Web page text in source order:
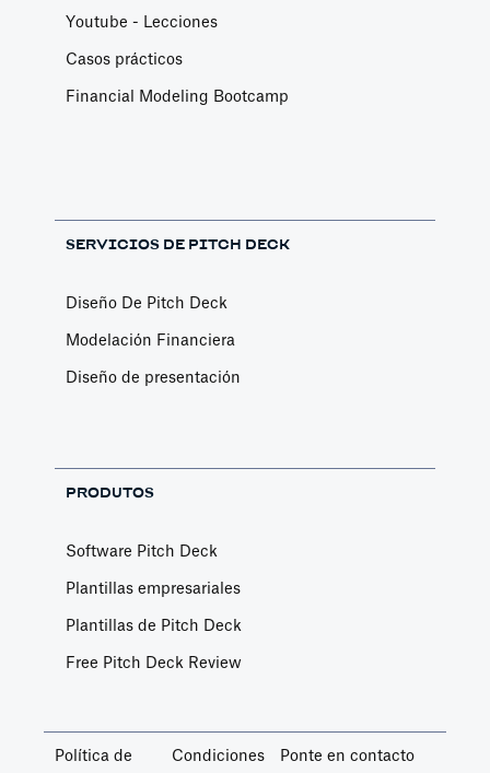
Youtube - Lecciones
Casos prácticos
Financial Modeling Bootcamp
SERVICIOS DE PITCH DECK
Diseño De Pitch Deck
Modelación Financiera
Diseño de presentación
PRODUTOS
Software Pitch Deck
Plantillas empresariales
Plantillas de Pitch Deck
Free Pitch Deck Review
Política de
Condiciones
Ponte en contacto